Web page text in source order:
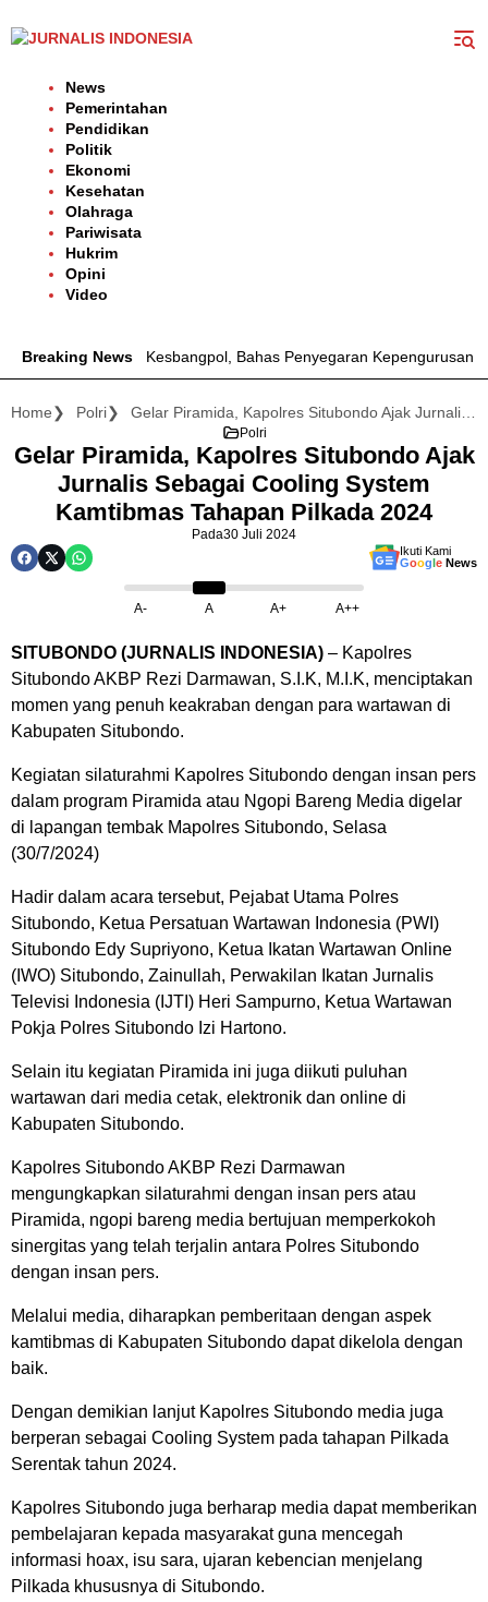
ke
News
Pemerintahan
Pendidikan
Politik
Ekonomi
Kesehatan
Olahraga
Pariwisata
Hukrim
Opini
Video
Breaking News
Temui Kesbangpol, Bahas Penyegaran Kepengurusan Periode
Home Polri
Polri
Gelar Piramida, Kapolres Situbondo Ajak
Jurnalis Sebagai Cooling System
Kamtibmas Tahapan Pilkada 2024
Pada30 Juli 2024
Ikuti Kami
Google News
A- A A+ A++
SITUBONDO (JURNALIS INDONESIA) – Kapolres
Situbondo AKBP Rezi Darmawan, S.I.K, M.I.K, menciptakan
momen yang penuh keakraban dengan para wartawan di
Kabupaten Situbondo.
Kegiatan silaturahmi Kapolres Situbondo dengan insan pers
dalam program Piramida atau Ngopi Bareng Media digelar
di lapangan tembak Mapolres Situbondo, Selasa
(30/7/2024)
Hadir dalam acara tersebut, Pejabat Utama Polres
Situbondo, Ketua Persatuan Wartawan Indonesia (PWI)
Situbondo Edy Supriyono, Ketua Ikatan Wartawan Online
(IWO) Situbondo, Zainullah, Perwakilan Ikatan Jurnalis
Televisi Indonesia (IJTI) Heri Sampurno, Ketua Wartawan
Pokja Polres Situbondo Izi Hartono.
Selain itu kegiatan Piramida ini juga diikuti puluhan
wartawan dari media cetak, elektronik dan online di
Kabupaten Situbondo.
Kapolres Situbondo AKBP Rezi Darmawan
mengungkapkan silaturahmi dengan insan pers atau
Piramida, ngopi bareng media bertujuan memperkokoh
sinergitas yang telah terjalin antara Polres Situbondo
dengan insan pers.
Melalui media, diharapkan pemberitaan dengan aspek
kamtibmas di Kabupaten Situbondo dapat dikelola dengan
baik.
Dengan demikian lanjut Kapolres Situbondo media juga
berperan sebagai Cooling System pada tahapan Pilkada
Serentak tahun 2024.
Kapolres Situbondo juga berharap media dapat memberikan
pembelajaran kepada masyarakat guna mencegah
informasi hoax, isu sara, ujaran kebencian menjelang
Pilkada khususnya di Situbondo.